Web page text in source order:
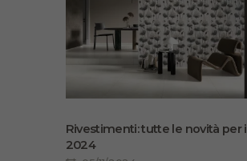
Rivestimenti: tutte le novità per il
2024